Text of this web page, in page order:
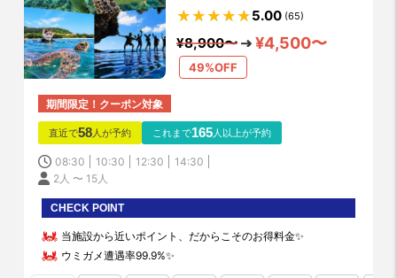
ーケル☆当日OK✨貸切可
ャワー更衣室無料で完備✨
5.00 (65)
¥8,900〜 ¥4,500〜
49%OFF
期間限定！クーポン対象
直近で58人が予約 これまで165人以上が予約
08:30 10:30 12:30
14:30
2人 〜 15人
CHECK POINT
当施設から近いポイント、だからこそのお得料金✨
ウミガメ遭遇率99.9%✨